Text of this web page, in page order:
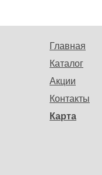
Главная
Каталог
Акции
Контакты
Карта